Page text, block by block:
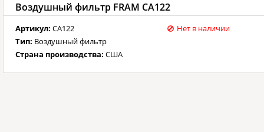
Воздушный фильтр FRAM CA122
Артикул: CA122
Тип: Воздушный фильтр
Страна производства: США
Нет в наличии